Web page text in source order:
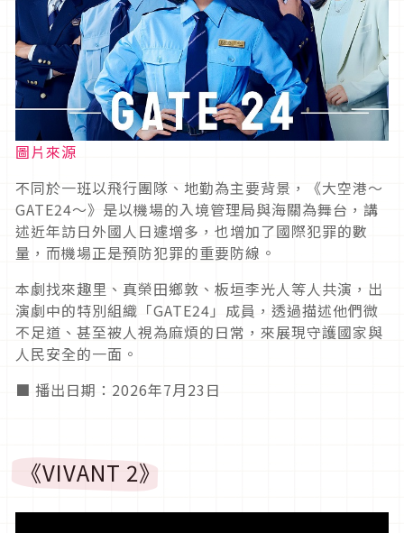
圖片來源
不同於一班以飛行團隊、地勤為主要背景，《大空港～
GATE24～》是以機場的入境管理局與海關為舞台，講
述近年訪日外國人日遽增多，也增加了國際犯罪的數
量，而機場正是預防犯罪的重要防線。
本劇找來趣里、真榮田鄉敦、板垣李光人等人共演，出
演劇中的特別組織「GATE24」成員，透過描述他們微
不足道、甚至被人視為麻煩的日常，來展現守護國家與
人民安全的一面。
■ 播出日期：2026年7月23日
《VIVANT 2》